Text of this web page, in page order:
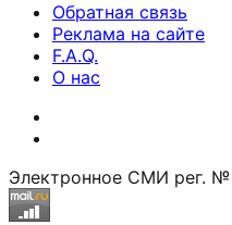
Обратная связь
Реклама на сайте
F.A.Q.
О нас
Электронное СМИ рег. №